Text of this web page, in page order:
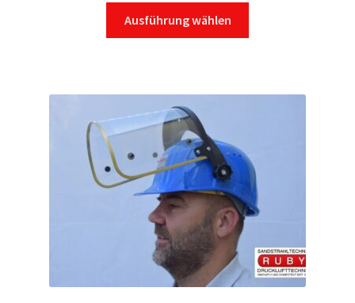
Ausführung wählen
können
auf
der
gewählt
werden